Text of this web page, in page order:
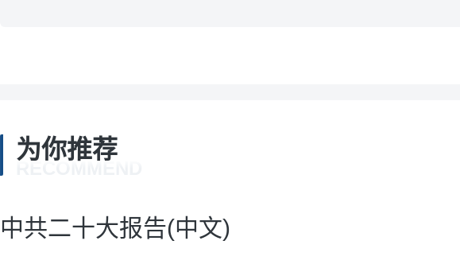
为你推荐
RECOMMEND
中共二十大报告(中文)